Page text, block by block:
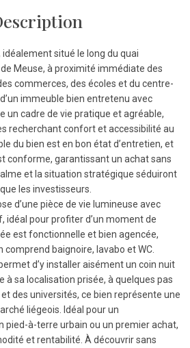
situé le long du quai
Meuse, à proximité immédiate des
commerces, des écoles et du centre-
immeuble bien entretenu avec
un cadre de vie pratique et agréable,
recherchant confort et accessibilité au
du bien est en bon état d’entretien, et
conforme, garantissant un achat sans
et la situation stratégique séduiront
les investisseurs.
d’une pièce de vie lumineuse avec
idéal pour profiter d’un moment de
est fonctionnelle et bien agencée,
comprend baignoire, lavabo et WC.
d’y installer aisément un coin nuit
à sa localisation prisée, à quelques pas
des universités, ce bien représente une
liégeois. Idéal pour un
pied-à-terre urbain ou un premier achat,
et rentabilité. À découvrir sans